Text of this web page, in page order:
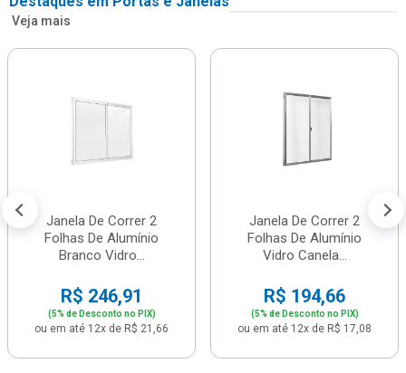
Veja mais
Janela De Correr 2
Folhas De Alumínio
Branco Vidro...
R$ 246,91
(5% de Desconto no PIX)
ou em até 12x de R$ 21,66
Janela De Correr 2
Folhas De Alumínio
Vidro Canela...
R$ 194,66
(5% de Desconto no PIX)
ou em até 12x de R$ 17,08